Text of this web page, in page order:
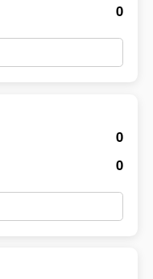
0
0
0